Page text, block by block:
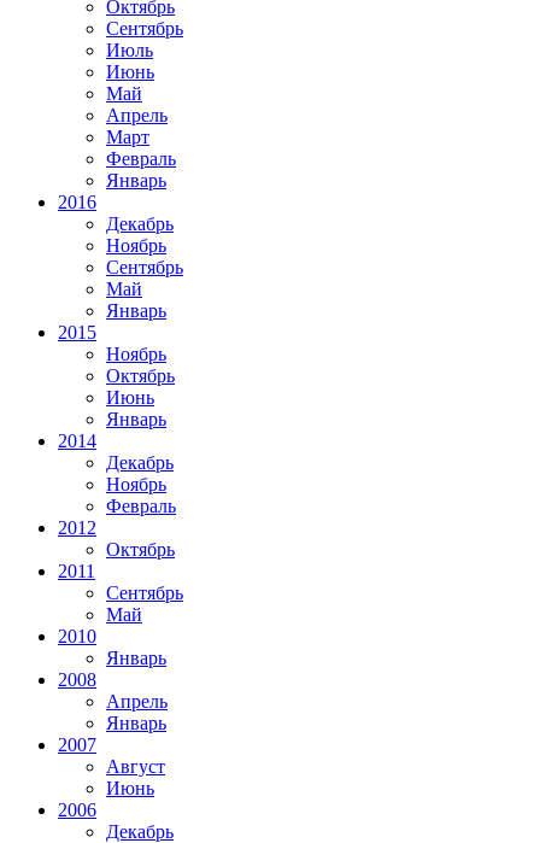
Октябрь
Сентябрь
Июль
Июнь
Май
Апрель
Март
Февраль
Январь
2016
Декабрь
Ноябрь
Сентябрь
Май
Январь
2015
Ноябрь
Октябрь
Июнь
Январь
2014
Декабрь
Ноябрь
Февраль
2012
Октябрь
2011
Сентябрь
Май
2010
Январь
2008
Апрель
Январь
2007
Август
Июнь
2006
Декабрь